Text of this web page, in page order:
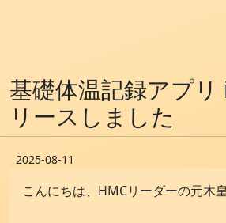
お知らせ
メンバー
- アプリ制作
基礎体温記録アプリ
リースしました
2025-08-11
こんにちは、HMCリーダーの元木皇